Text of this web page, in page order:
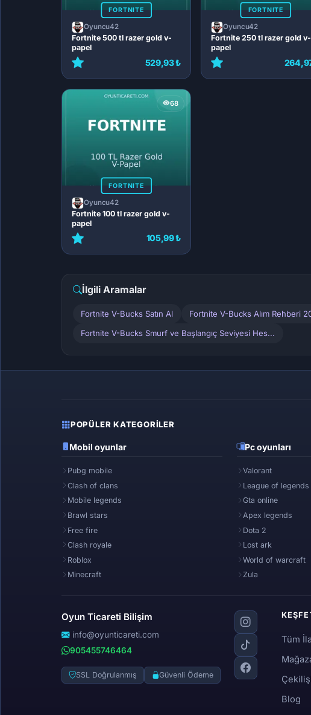
FORTNITE
Oyuncu42
Fortnite 500 tl razer gold v-
papel
529,93 ₺
FORTNITE
Oyuncu42
Fortnite 250 tl razer gold v-
papel
68
FORTNITE
Oyuncu42
Fortnite 100 tl razer gold v-
papel
105,99 ₺
İlgili Aramalar
Fortnite V-Bucks Satın Al Fortnite V-Bucks Alım Rehberi
Fortnite V-Bucks Smurf ve Başlangıç Seviyesi Hes...
POPÜLER KATEGORILER
Mobil oyunlar
Pubg mobile
Clash of clans
Mobile legends
Brawl stars
Free fire
Clash royale
Roblox
Minecraft
Pc oyunları
Valorant
League of legends
Gta online
Apex legends
Dota 2
Lost ark
World of warcraft
Zula
Oyun Ticareti Bilişim
info@oyunticareti.com
905455746464
SSL Doğrulanmış Güvenli Ödeme
Tüm
Blog